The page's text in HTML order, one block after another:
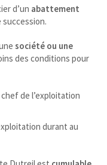
d’un abattement
société ou une
des conditions pour
de l’exploitation
durant au